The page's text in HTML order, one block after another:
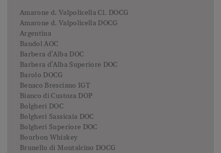
Amarone d. Valpolicella Cl. DOCG
Amarone d. Valpolicella DOCG
Argentina
Bandol AOC
Barbera d'Alba DOC
Barbera d'Alba Superiore DOC
Barolo DOCG
Benaco Bresciano IGT
Bianco di Custoza DOP
Bolgheri DOC
Bolgheri Sassicaia DOC
Bolgheri Superiore DOC
Bourbon Whiskey
Brunello di Montalcino DOCG